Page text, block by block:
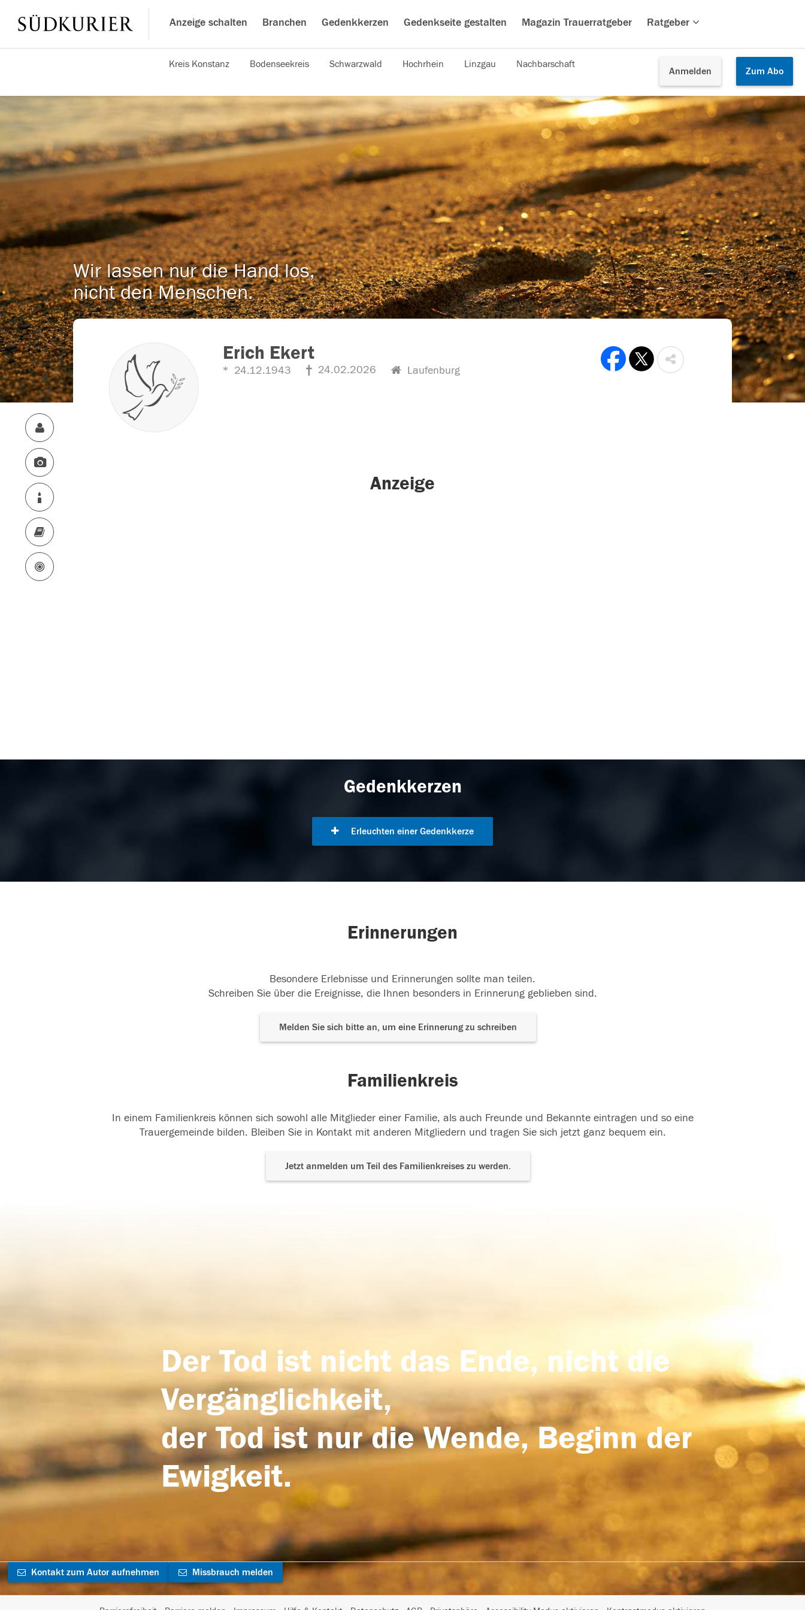
Anzeige schalten Branchen Gedenkkerzen Gedenkseite gestalten Magazin Trauerratgeber Ratgeber
Anmelden Zum Abo
Kreis Konstanz Bodenseekreis Schwarzwald Hochrhein Linzgau Nachbarschaft
Wir lassen nur die Hand los,
nicht den Menschen.
Erich Ekert
24.12.1943 24.02.2026 Laufenburg
Anzeige
Gedenkkerzen
Erleuchten einer Gedenkkerze
Erinnerungen
Besondere Erlebnisse und Erinnerungen sollte man teilen.
Schreiben Sie über die Ereignisse, die Ihnen besonders in Erinnerung geblieben sind.
Melden Sie sich bitte an, um eine Erinnerung zu schreiben
Familienkreis
In einem Familienkreis können sich sowohl alle Mitglieder einer Familie, als auch Freunde und Bekannte eintragen und so eine
Trauergemeinde bilden. Bleiben Sie in Kontakt mit anderen Mitgliedern und tragen Sie sich jetzt ganz bequem ein.
Jetzt anmelden um Teil des Familienkreises zu werden.
Der Tod ist nicht das Ende, nicht die
Vergänglichkeit,
der Tod ist nur die Wende, Beginn der
Ewigkeit.
Kontakt zum Autor aufnehmen Missbrauch melden